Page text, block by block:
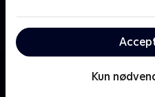
Kun
turneringerne i tennis.